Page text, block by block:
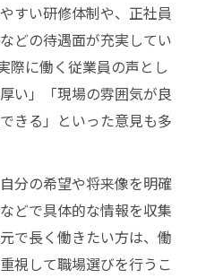
すい研修体制や、正社員
どの待遇面が充実してい
際に働く従業員の声とし
い」「現場の雰囲気が良
きる」といった意見も多
分の希望や将来像を明確
どで具体的な情報を収集
で長く働きたい方は、働
視して職場選びを行うこ